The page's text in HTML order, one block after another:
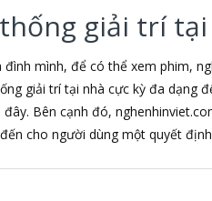
giải trí
mình, để có thể xem phim,
giải trí tại nhà cực kỳ đa dạng
Bên cạnh đó,
cho người dùng một quyết